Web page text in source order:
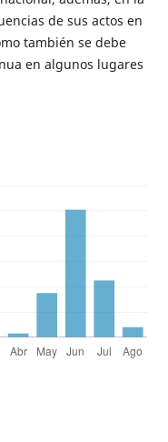
de sus actos en
también se debe
en algunos lugares